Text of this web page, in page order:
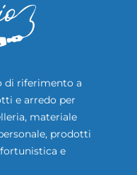
di riferimento a
e arredo per
materiale
prodotti
e